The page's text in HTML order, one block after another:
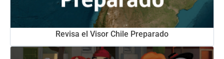
Revisa el Visor Chile Preparado